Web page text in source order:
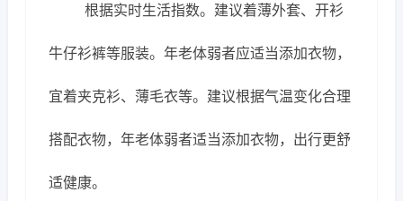
根据实时生活指数。建议着薄外套、开衫
牛仔衫裤等服装。年老体弱者应适当添加衣物，
宜着夹克衫、薄毛衣等。建议根据气温变化合理
搭配衣物，年老体弱者适当添加衣物，出行更舒
适健康。